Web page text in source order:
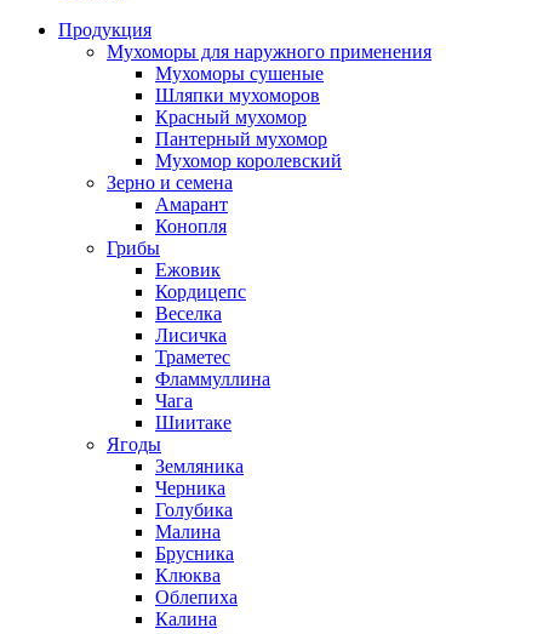
Продукция
Мухоморы для наружного применения
Мухоморы сушеные
Шляпки мухоморов
Красный мухомор
Пантерный мухомор
Мухомор королевский
Зерно и семена
Амарант
Конопля
Грибы
Ежовик
Кордицепс
Веселка
Лисичка
Траметес
Фламмуллина
Чага
Шиитаке
Ягоды
Земляника
Черника
Голубика
Малина
Брусника
Клюква
Облепиха
Калина